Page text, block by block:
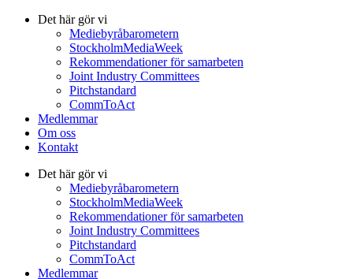
Det här gör vi
Mediebyråbarometern
StockholmMediaWeek
Rekommendationer för samarbeten
Joint Industry Committees
Pitchstandard
CommToAct
Medlemmar
Om oss
Kontakt
Det här gör vi
Mediebyråbarometern
StockholmMediaWeek
Rekommendationer för samarbeten
Joint Industry Committees
Pitchstandard
CommToAct
Medlemmar